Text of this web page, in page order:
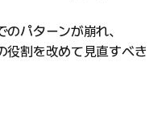
パターンが崩れ、
役割を改めて見直すべき